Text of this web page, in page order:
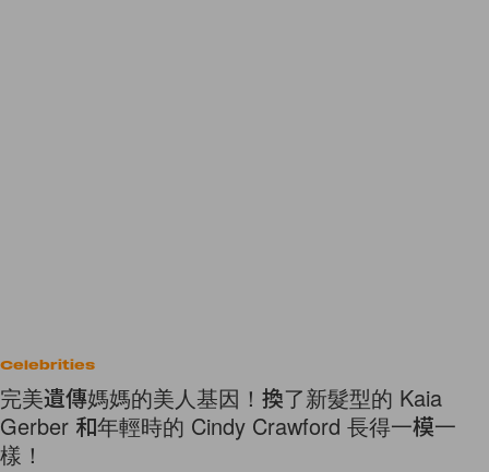
Celebrities
完美遺傳媽媽的美人基因！換了新髮型的 Kaia
Gerber 和年輕時的 Cindy Crawford 長得一模一
樣！